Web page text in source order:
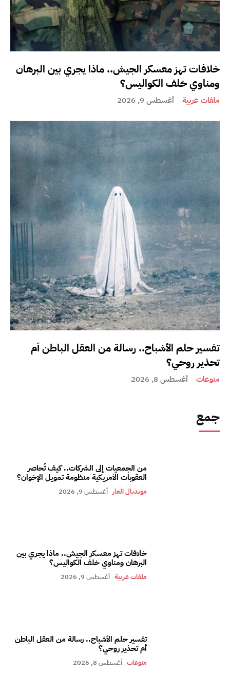
خلافات تهز معسكر الجيش.. ماذا يجري بين البرهان
ومناوي خلف الكواليس؟
ملفات عربية أغسطس 9, 2026
تفسير حلم الأشباح.. رسالة من العقل الباطن أم
تحذير روحي؟
منوعات أغسطس 8, 2026
جمع
من الجمعيات إلى الشركات.. كيف تُحاصر
العقوبات الأمريكية منظومة تمويل الإخوان؟
مونديال العار أغسطس 9, 2026
خلافات تهز معسكر الجيش.. ماذا يجري بين
البرهان ومناوي خلف الكواليس؟
ملفات عربية أغسطس 9, 2026
تفسير حلم الأشباح.. رسالة من العقل الباطن
أم تحذير روحي؟
منوعات أغسطس 8, 2026